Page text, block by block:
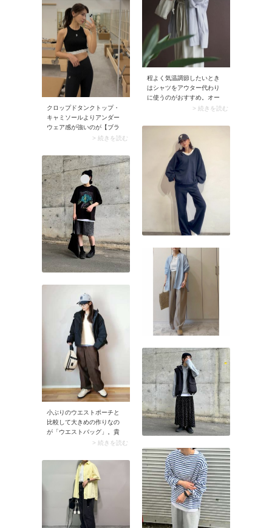
アイテム（AD） ※価格、送
料、その他については、商
品のサイズや色等によって
異なる場合があります
GeeRA（ジーラ）【U.S.
POLO ASSN.】フレンチス
リーブシャツ【公式】
で見るGeeRA（ジーラ）フ
レアー袖バンドカラーブラ
ウス【公式】ZOZOTOWNで
見る楽天市場で見る →
程よく気温調節したいとき
はシャツをアウター代わり
に使うのがおすすめ。オー
バーサイズシルエットを選
すっぽりカバーできます。
薄手素材かつ丈感が長すぎ
ないためコンパクトに畳
め、荷物になりにくいのも
メリット。
> 続きを読む
クロップドタンクトップ・
キャミソールよりアンダー
ウェア感が強いのが【ブラ
トップ】。ブラカップが一
やピラティス、ジムなどの
フィットネス用としても定
評があります。
> 続きを読む
小ぶりのウエストポーチと
比較して大きめの作りなの
が「ウエストバッグ」。貴
重品に加え、ペットボト
テリーなどもすっぽり収ま
る容量の広さが魅力です。
バッグの位置が腰骨の少し
上になるようにつけるとフ
ァスナーの開け閉めがしや
すく、安定感もあります
よ。このときバッグは体の
> 続きを読む